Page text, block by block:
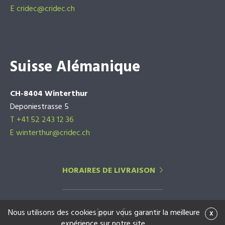
Ecridec@cridec.ch
Suisse Alémanique
CH-8404 Winterthur
Deponiestrasse 5
T +41 52 243 12 36
E winterthur@cridec.ch
HORAIRES DE LIVRAISON
x
Nous utilisons des cookies pour vous garantir la meilleure